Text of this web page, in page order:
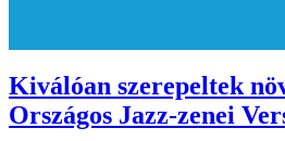
Kiválóan szerepeltek
Országos Jazz-zenei